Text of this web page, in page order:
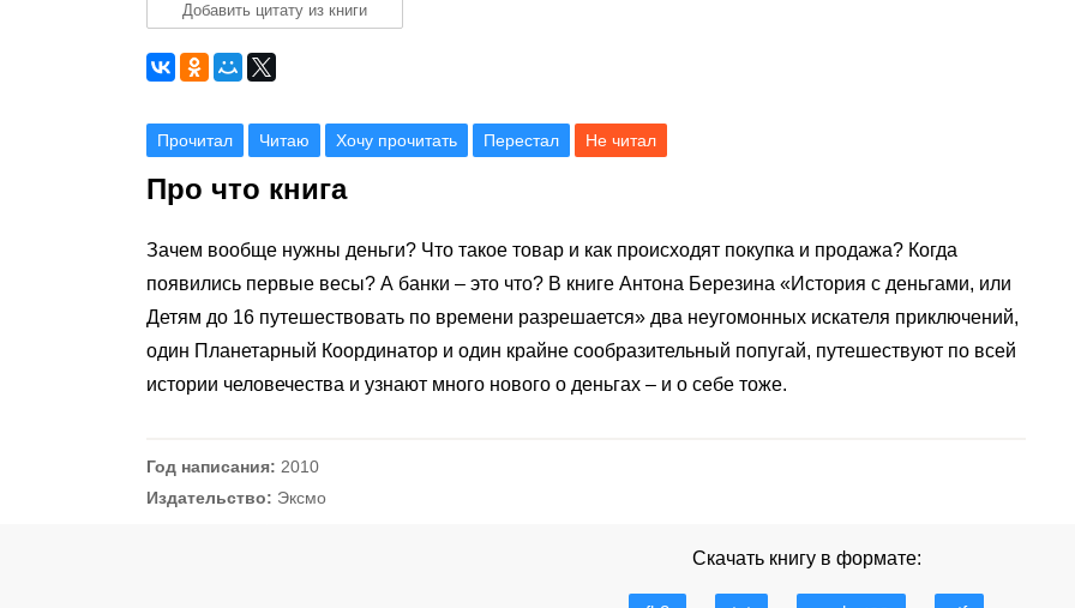
Добавить цитату из книги
Прочитал Читаю Хочу прочитать Перестал Не читал
Про что книга
Зачем вообще нужны деньги? Что такое товар и как происходят покупка и продажа? Когда
появились первые весы? А банки – это что? В книге Антона Березина «История с деньгами, или
Детям до 16 путешествовать по времени разрешается» два неугомонных искателя приключений,
один Планетарный Координатор и один крайне сообразительный попугай, путешествуют по всей
истории человечества и узнают много нового о деньгах – и о себе тоже.
Год написания: 2010
Издательство: Эксмо
Скачать книгу в формате: